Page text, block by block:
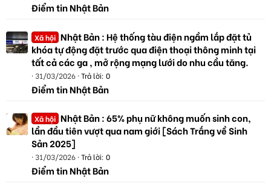
Điểm tin Nhật Bản
Xã hội Nhật Bản : Hệ thống tàu điện ngầm lắp đặt tủ
khóa tự động đặt trước qua điện thoại thông minh tại
tất cả các ga , mở rộng mạng lưới do nhu cầu tăng.
31/03/2026 Trả lời: 0
Điểm tin Nhật Bản
Xã hội Nhật Bản : 65% phụ nữ không muốn sinh con,
lần đầu tiên vượt qua nam giới [Sách Trắng về Sinh
Sản 2025]
31/03/2026 Trả lời: 0
Điểm tin Nhật Bản